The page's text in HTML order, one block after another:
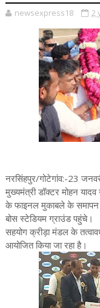
newsexpress18 2
नरसिंहपुर/गोटेगांव:-23
मुख्यमंत्री डॉक्टर मोहन
के फाइनल मुकाबले के समापन
बोस स्टेडियम ग्राउंड पहुंचे।
सहयोग क्रीड़ा मंडल के
आयोजित किया जा रहा है।